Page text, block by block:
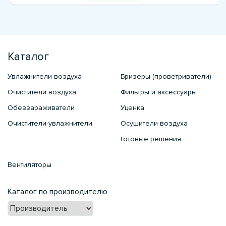
Каталог
Увлажнители воздуха
Очистители воздуха
Обеззараживатели
Очистители-увлажнители
Бризеры (проветриватели)
Фильтры и аксессуары
Уценка
Осушители воздуха
Готовые решения
Вентиляторы
Каталог по производителю